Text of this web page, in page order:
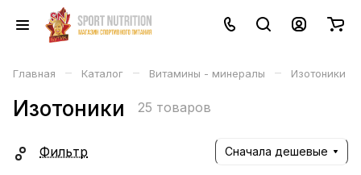
Главная – Каталог – Витамины - минералы – Изотоники
Изотоники 25 товаров
Фильтр Сначала дешевые